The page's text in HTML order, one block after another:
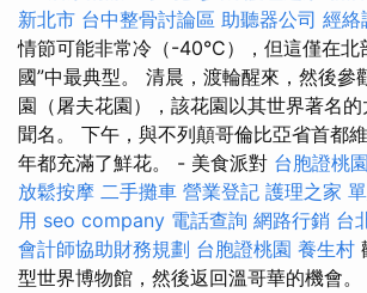
新北市 台中整骨討論區 助聽器公司 經絡
情節可能非常冷（-40°C），但這僅在北
國”中最典型。 清晨，渡輪醒來，然後參
園（屠夫花園），該花園以其世界著名
聞名。 下午，與不列顛哥倫比亞省首都
年都充滿了鮮花。 - 美食派對 台胞證桃園
放鬆按摩 二手攤車 營業登記 護理之家
用 seo company 電話查詢 網路行銷 台
會計師協助財務規劃 台胞證桃園 養生村
型世界博物館，然後返回溫哥華的機會。